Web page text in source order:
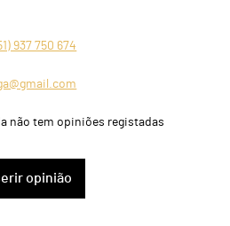
937 750 674
não tem opiniões registadas
opinião